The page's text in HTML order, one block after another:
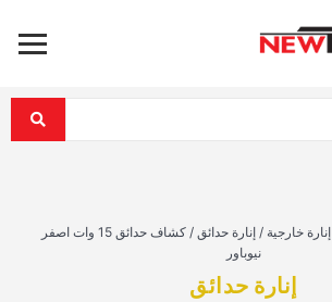
إنارة خارجية / إنارة حدائق /
كشاف حدائق 15 وات اصفر
نيوباور
إنارة حدائق